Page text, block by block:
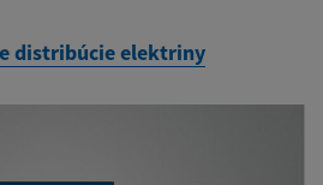
distribúcie elektriny